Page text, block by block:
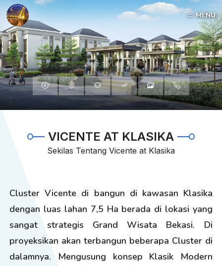
MENU
InformasiLokasi Tipe SpesifiksaiGalleri HubungiKami
VICENTE AT KLASIKA
Sekilas Tentang Vicente at Klasika
Cluster Vicente di bangun di kawasan Klasika
dengan luas lahan 7,5 Ha berada di lokasi yang
sangat strategis Grand Wisata Bekasi. Di
proyeksikan akan terbangun beberapa Cluster di
dalamnya. Mengusung konsep Klasik Modern